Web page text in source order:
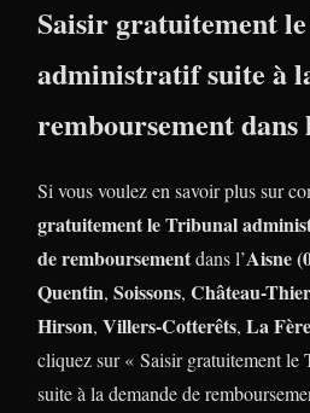
Saisir gratuitement
administratif suite à
remboursement dans
Si vous voulez en savoir plus sur
gratuitement le Tribunal
de remboursementdans l’Aisne
Quentin, Soissons, Château-
Hirson, Villers-Cotterêts, La Fère
cliquez sur « Saisir gratuitement le
suite à la demande de